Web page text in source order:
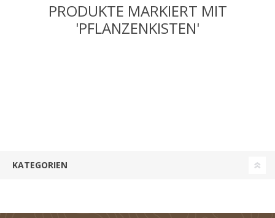
PRODUKTE MARKIERT MIT
'PFLANZENKISTEN'
KATEGORIEN